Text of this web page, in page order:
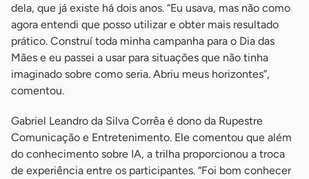
dela, que já existe há dois anos. “Eu usava, mas não como
agora entendi que posso utilizar e obter mais resultado
prático. Construí toda minha campanha para o Dia das
Mães e eu passei a usar para situações que não tinha
imaginado sobre como seria. Abriu meus horizontes”,
comentou.
Gabriel Leandro da Silva Corrêa é dono da Rupestre
Comunicação e Entretenimento. Ele comentou que além
do conhecimento sobre IA, a trilha proporcionou a troca
de experiência entre os participantes. “Foi bom conhecer